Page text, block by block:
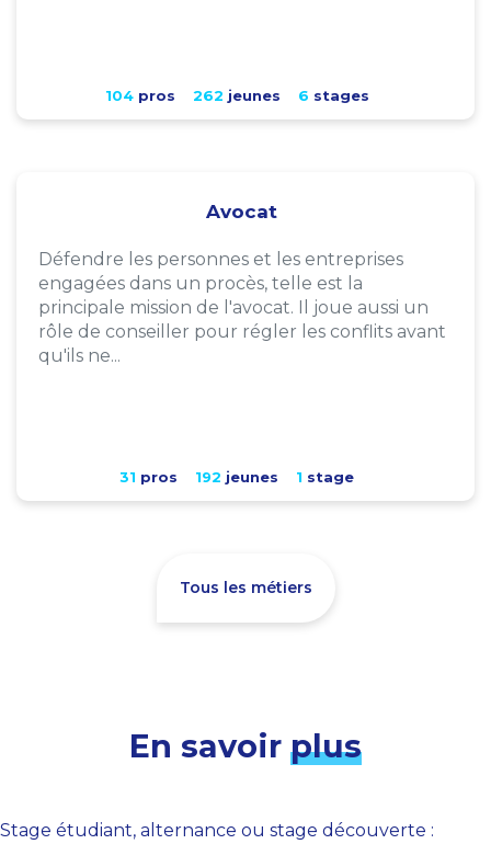
104pros 262 jeunes 6 stages
Avocat
Défendre les personnes et les entreprises
engagées dans un procès, telle est la
principale mission de l'avocat. Il joue aussi un
rôle de conseiller pour régler les conflits avant
qu'ils ne...
31 pros 192 jeunes 1 stage
Tous les métiers
En savoir plus
Stage étudiant, alternance ou stage découverte :